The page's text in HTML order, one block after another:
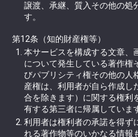
譲渡、承継、質入その他の処
す。
第12条（知的財産権等）
本サービスを構成する文章、
について発生している著作権
びパブリシティ権その他の人
産権は、利用者が自ら作成し
合を除きます）に関する権利
有する第三者に帰属していま
利用者は権利者の承諾を得ず
れる著作物等のいかなる情報